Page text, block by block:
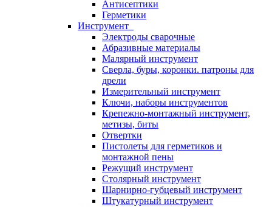
Антисептики
Герметики
Инструмент
Электроды сварочные
Абразивные материалы
Малярный инструмент
Сверла, буры, коронки. патроны для
дрели
Измерительный инструмент
Ключи, наборы инструментов
Крепежно-монтажный инструмент,
метизы, биты
Отвертки
Пистолеты для герметиков и
монтажной пены
Режущий инструмент
Столярный инструмент
Шарнирно-губцевый инструмент
Штукатурный инструмент